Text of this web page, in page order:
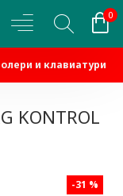
0
и клавиатури
KONTROL
-31 %